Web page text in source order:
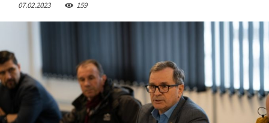
07.02.2023 159